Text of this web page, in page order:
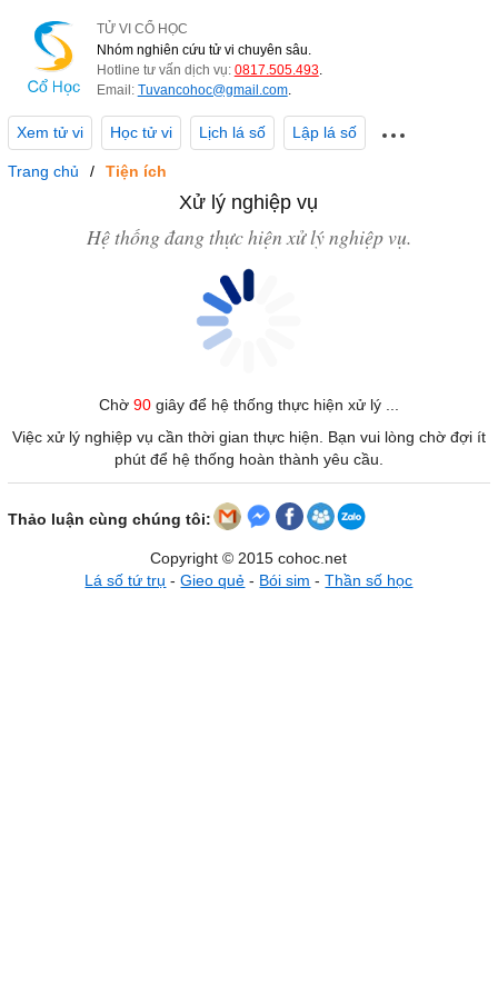
TỬ VI CỔ HỌC
Nhóm nghiên cứu tử vi chuyên sâu.
Hotline tư vấn dịch vụ: 0817.505.493.
Email: Tuvancohoc@gmail.com.
Xem tử vi Học tử vi Lịch lá số Lập lá số
Trang chủ Tiện ích
Xử lý nghiệp vụ
Hệ thống đang thực hiện xử lý nghiệp vụ.
Chờ 90giây để hệ thống thực hiện xử lý ...
Việc xử lý nghiệp vụ cần thời gian thực hiện. Bạn vui lòng chờ đợi ít
phút để hệ thống hoàn thành yêu cầu.
Thảo luận cùng chúng tôi:
Copyright © 2015 cohoc.net
Lá số tứ trụ -Gieo quẻ - Bói sim -Thần số học